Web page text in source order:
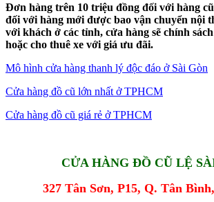
Đơn hàng trên 10 triệu đồng đối với hàng
đối với hàng mới được bao vận chuyển nội
với khách ở các tỉnh, cửa hàng sẽ chính
hoặc cho thuê xe với giá ưu đãi.
Mô hình cửa hàng thanh lý độc đáo ở Sài Gòn
Cửa hàng đồ cũ lớn nhất ở TPHCM
Cửa hàng đồ cũ giá rẻ ở TPHCM
CỬA HÀNG ĐỒ CŨ LỆ
327 Tân Sơn, P15, Q. Tân